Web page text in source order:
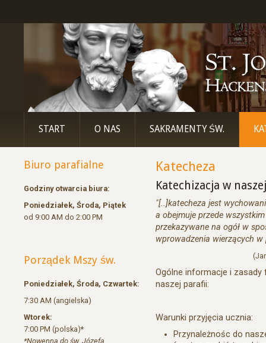
START O NAS SAKRAMENTY ŚW.
Biuro parafialne
Godziny otwarcia biura:
Poniedziałek, Środa, Piątek
od 9:00 AM do 2:00 PM
Porządek Mszy św.
Poniedziałek, Środa, Czwartek:
7:30 AM (angielska)
Wtorek:
7:00 PM (polska)*
*Nowenna do św. Józefa
Katecheza
Katechizacja w
"[..]katecheza jest
a obejmuje przede
przekazywane na ogół w
wprowadzenia wierzących w
Ogólne informacje i zasady
naszej parafii:
Warunki przyjęcia ucznia:
Przynależnośc do